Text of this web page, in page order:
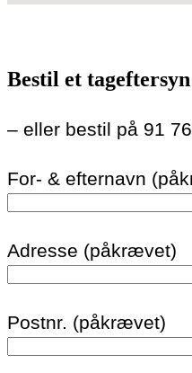
Bestil et
– eller bestil på 91
For- & efternavn
Adresse (påkrævet)
Postnr. (påkrævet)